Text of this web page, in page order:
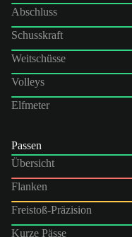
Abschluss
Schusskraft
Weitschüsse
Volleys
Elfmeter
Passen
Übersicht
Flanken
Freistoß-Präzision
Kurze Pässe